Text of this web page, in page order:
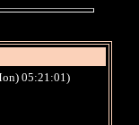
05:21:01)